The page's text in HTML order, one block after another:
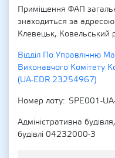
Приміщення ФАП
знаходиться за
Клевецьк, Ковельський
Відділ По Управлінню
Виконавчого Комітету
(UA-EDR 23254967)
Номер лоту
SPE001-
Адміністративна
будівлі 04232000-3